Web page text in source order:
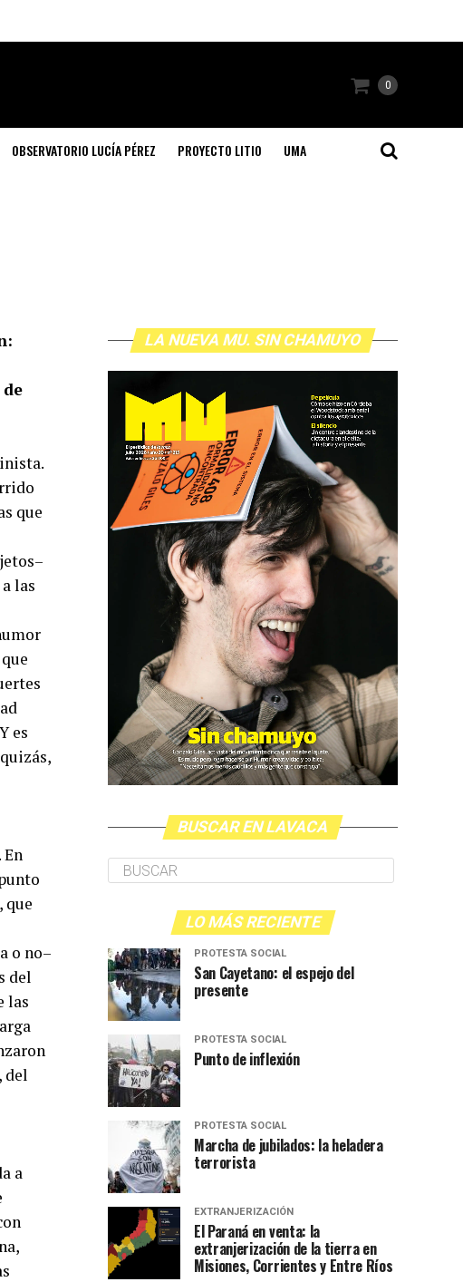
0
OBSERVATORIO LUCÍA PÉREZ PROYECTO LITIO UMA
que
las
es
que
o no–
del
las
del
a
LA NUEVA MU. SIN CHAMUYO
BUSCAR EN LAVACA
LO MÁS RECIENTE
PROTESTA SOCIAL
San Cayetano: el espejo del
presente
PROTESTA SOCIAL
Punto de inflexión
PROTESTA SOCIAL
Marcha de jubilados: la heladera
terrorista
EXTRANJERIZACIÓN
El Paraná en venta: la
extranjerización de la tierra en
Misiones, Corrientes y Entre Ríos